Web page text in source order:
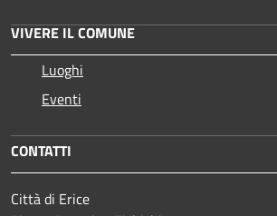
VIVERE IL COMUNE
Luoghi
Eventi
CONTATTI
Città di Erice